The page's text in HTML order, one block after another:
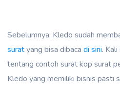
Sebelumnya, Kledo sudah
suratyang bisa dibaca di sini.
tentang contoh surat kop surat
Kledo yang memiliki bisnis pasti